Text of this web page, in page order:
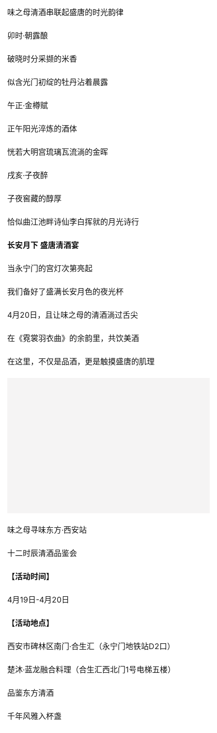
页
新
业
察
新
技
融
工
能
汽
&
行
行
味之母清酒串联起盛唐的时光韵律
卯时·朝露酿
破晓时分采撷的米香
似含光门初绽的牡丹沾着晨露
午正·金樽赋
正午阳光淬炼的酒体
恍若大明宫琉璃瓦流淌的金晖
戌亥·子夜醉
子夜窖藏的醇厚
恰似曲江池畔诗仙李白挥就的月光诗行
长安月下 盛唐清酒宴
当永宁门的宫灯次第亮起
我们备好了盛满长安月色的夜光杯
4月20日，且让味之母的清酒淌过舌尖
在《霓裳羽衣曲》的余韵里，共饮美酒
在这里，不仅是品酒，更是触摸盛唐的肌理
味之母寻味东方·西安站
十二时辰清酒品鉴会
【活动时间】
4月19日-4月20日
【活动地点】
西安市碑林区南门·合生汇（永宁门地铁站D2口）
楚沐·蓝龙融合料理（合生汇西北门1号电梯五楼）
品鉴东方清酒
千年风雅入杯盏